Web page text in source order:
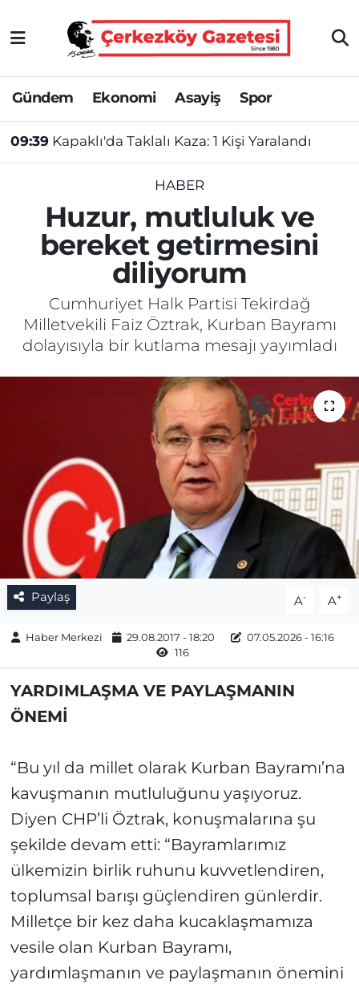
Gündem Ekonomi Asayiş Spor
09:39 Kapaklı'da Taklalı Kaza: 1 Kişi Yaralandı
HABER
Huzur, mutluluk ve
bereket getirmesini
diliyorum
Cumhuriyet Halk Partisi Tekirdağ
Milletvekili Faiz Öztrak, Kurban Bayramı
dolayısıyla bir kutlama mesajı yayımladı
Paylaş A- A+
Haber Merkezi 29.08.2017 - 18:20
07.05.2026 - 16:16
116
YARDIMLAŞMA VE PAYLAŞMANIN
ÖNEMİ
“Bu yıl da millet olarak Kurban Bayramı’na
kavuşmanın mutluluğunu yaşıyoruz.
Diyen CHP’li Öztrak, konuşmalarına şu
şekilde devam etti: “Bayramlarımız
ülkemizin birlik ruhunu kuvvetlendiren,
toplumsal barışı güçlendiren günlerdir.
Milletçe bir kez daha kucaklaşmamıza
vesile olan Kurban Bayramı,
yardımlaşmanın ve paylaşmanın önemini
Asayiş
Ekonomi
Gündem
Kültür&Sanat
SAĞLIK
Spor
Gizlilik Sözleşmesi
Künye
Topluluk Kuralları
Yayın İlkeleri
Tekirdağ Nöbetçi Eczaneler
Tekirdağ Hava Durumu
Tekirdağ Namaz Vakitleri
Tekirdağ Trafik Yoğunluk Haritası
Süper Lig Puan Durumu ve Fikstür
Tüm Manşetler
Son Dakika Haberleri
Haber Arşivi